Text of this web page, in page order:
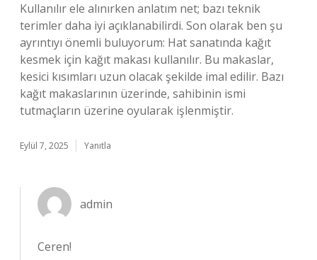
Kullanılır ele alınırken anlatım net; bazı teknik
terimler daha iyi açıklanabilirdi. Son olarak ben şu
ayrıntıyı önemli buluyorum: Hat sanatında kağıt
kesmek için kağıt makası kullanılır. Bu makaslar,
kesici kısımları uzun olacak şekilde imal edilir. Bazı
kağıt makaslarının üzerinde, sahibinin ismi
tutmaçların üzerine oyularak işlenmiştir.
Eylül 7, 2025 Yanıtla
admin
Ceren!